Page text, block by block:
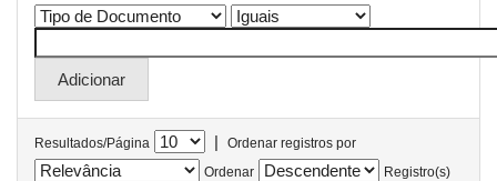
Resultados/Página |
Ordenar registros por
Ordenar
Registro(s)